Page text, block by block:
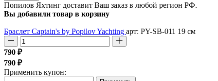
Попилов Яхтинг доставит Ваш заказ в любой регион РФ.
Вы добавили товар в корзину
Браслет Captain's by Popilov Yachting арт: PY-SB-011 19 см
790 ₽
790 ₽
Применить купон: